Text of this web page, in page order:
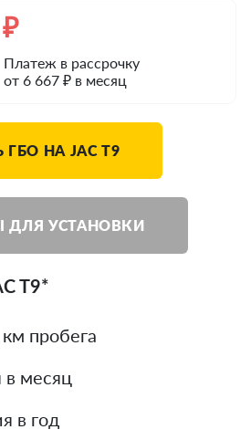
₽
Платеж в рассрочку
от 6 667 ₽ в месяц
НА JAC T9
ДЛЯ УСТАНОВКИ
T9*
пробега
в месяц
в год